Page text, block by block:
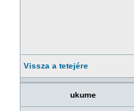
Vissza a tetejére
ukume